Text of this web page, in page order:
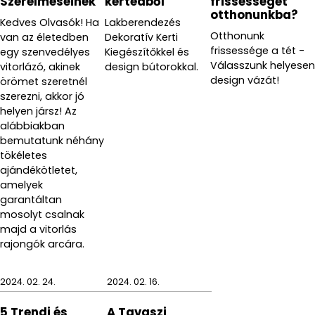
Kedves Olvasók! Ha
van az életedben
egy szenvedélyes
vitorlázó, akinek
örömet szeretnél
szerezni, akkor jó
helyen jársz! Az
alábbiakban
bemutatunk néhány
tökéletes
ajándékötletet,
amelyek
garantáltan
mosolyt csalnak
majd a vitorlás
rajongók arcára.
Lakberendezés
Dekoratív Kerti
Kiegészítőkkel és
design bútorokkal.
otthonunkba?
Otthonunk
frissessége a tét -
Válasszunk helyesen
design vázát!
2024. 02. 24. 2024. 02. 16.